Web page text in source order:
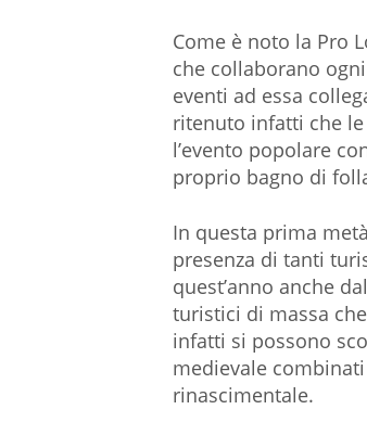
Come è noto la Pro
che collaborano
eventi ad essa
ritenuto infatti che
l’evento popolare
proprio bagno di
In questa prima
presenza di tanti
quest’anno anche
turistici di massa
infatti si possono
medievale
rinascimentale.